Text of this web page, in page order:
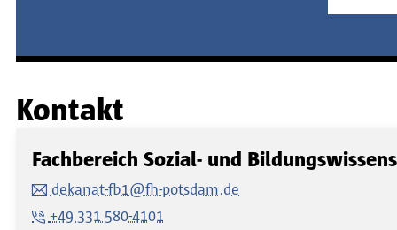
Kontakt
Fachbereich Sozial- und
dekanat-fb1@fh-potsdam.de
+49 331 580-4101